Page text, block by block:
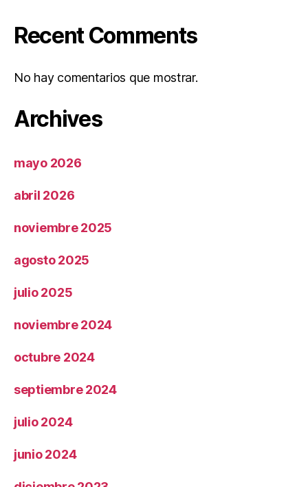
Recent Comments
No hay comentarios que mostrar.
Archives
mayo 2026
abril 2026
noviembre 2025
agosto 2025
julio 2025
noviembre 2024
octubre 2024
septiembre 2024
julio 2024
junio 2024